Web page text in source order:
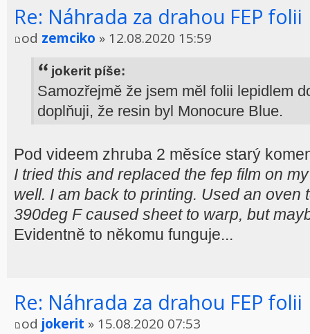
Re: Náhrada za drahou FEP folii
od zemciko » 12.08.2020 15:59
jokerit píše:
Samozřejmě že jsem měl folii lepidlem
doplňuji, že resin byl Monocure Blue.
Pod videem zhruba 2 měsíce starý
I tried this and replaced the fep film on
well. I am back to printing. Used an oven
390deg F caused sheet to warp, but
Evidentně to někomu funguje...
Re: Náhrada za drahou FEP folii
od jokerit » 15.08.2020 07:53